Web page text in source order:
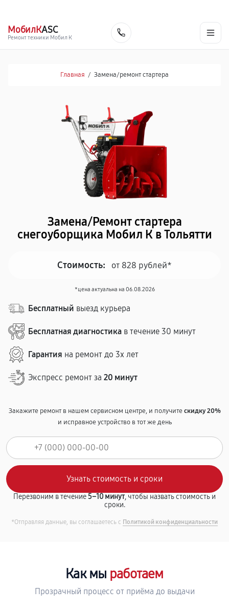
МобилКASC
Ремонт техники Мобил К
Главная / Замена/pемонт стартера
Замена/Pемонт стартера
снегоуборщика Мобил К в Тольятти
Стоимость: от 828 рублей*
*цена актуальна на 06.08.2026
Бесплатный выезд курьера
Бесплатная диагностика в течение 30 минут
Гарантия на ремонт до 3х лет
Экспресс ремонт за 20 минут
Закажите ремонт в нашем сервисном центре, и получитескидку 20%
и исправное устройство в тот же день
Перезвоним в течение5–10 минут, чтобы назвать стоимость и
сроки.
*Отправляя данные, вы соглашаетесь с Политикой конфиденциальности
Как мы работаем
Прозрачный процесс от приёма до выдачи